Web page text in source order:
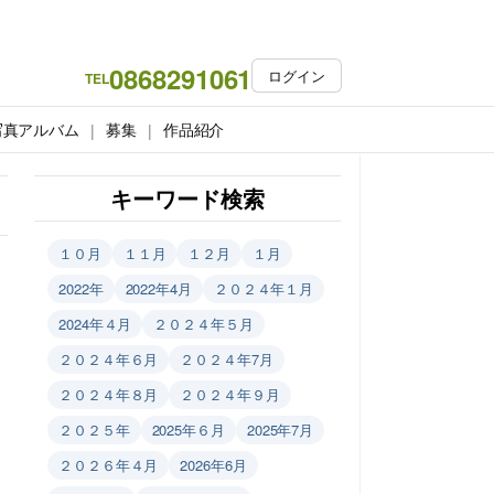
TEL0868291061 ログイン
アルバム 募集 作品紹介
キーワード検索
１０月 １１月 １２月
１月
2022年
2022年4月
２０２４年１月
2024年４月
２０２４年５月
２０２４年６月
２０２４年7月
２０２４年８月
２０２４年９月
２０２５年
2025年６月
2025年7月
２０２６年４月
2026年6月